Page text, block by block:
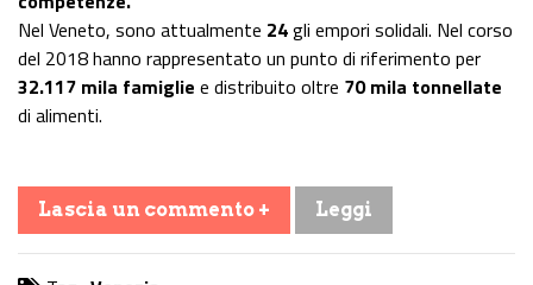
Nel Veneto, sono attualmente 24gli empori solidali. Nel corso
del 2018 hanno rappresentato un punto di riferimento per
32.117 mila famiglie e distribuito oltre 70 mila tonnellate
di alimenti.
Lascia un commento + Leggi